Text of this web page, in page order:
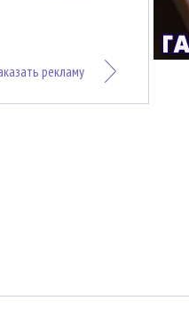
рекламу